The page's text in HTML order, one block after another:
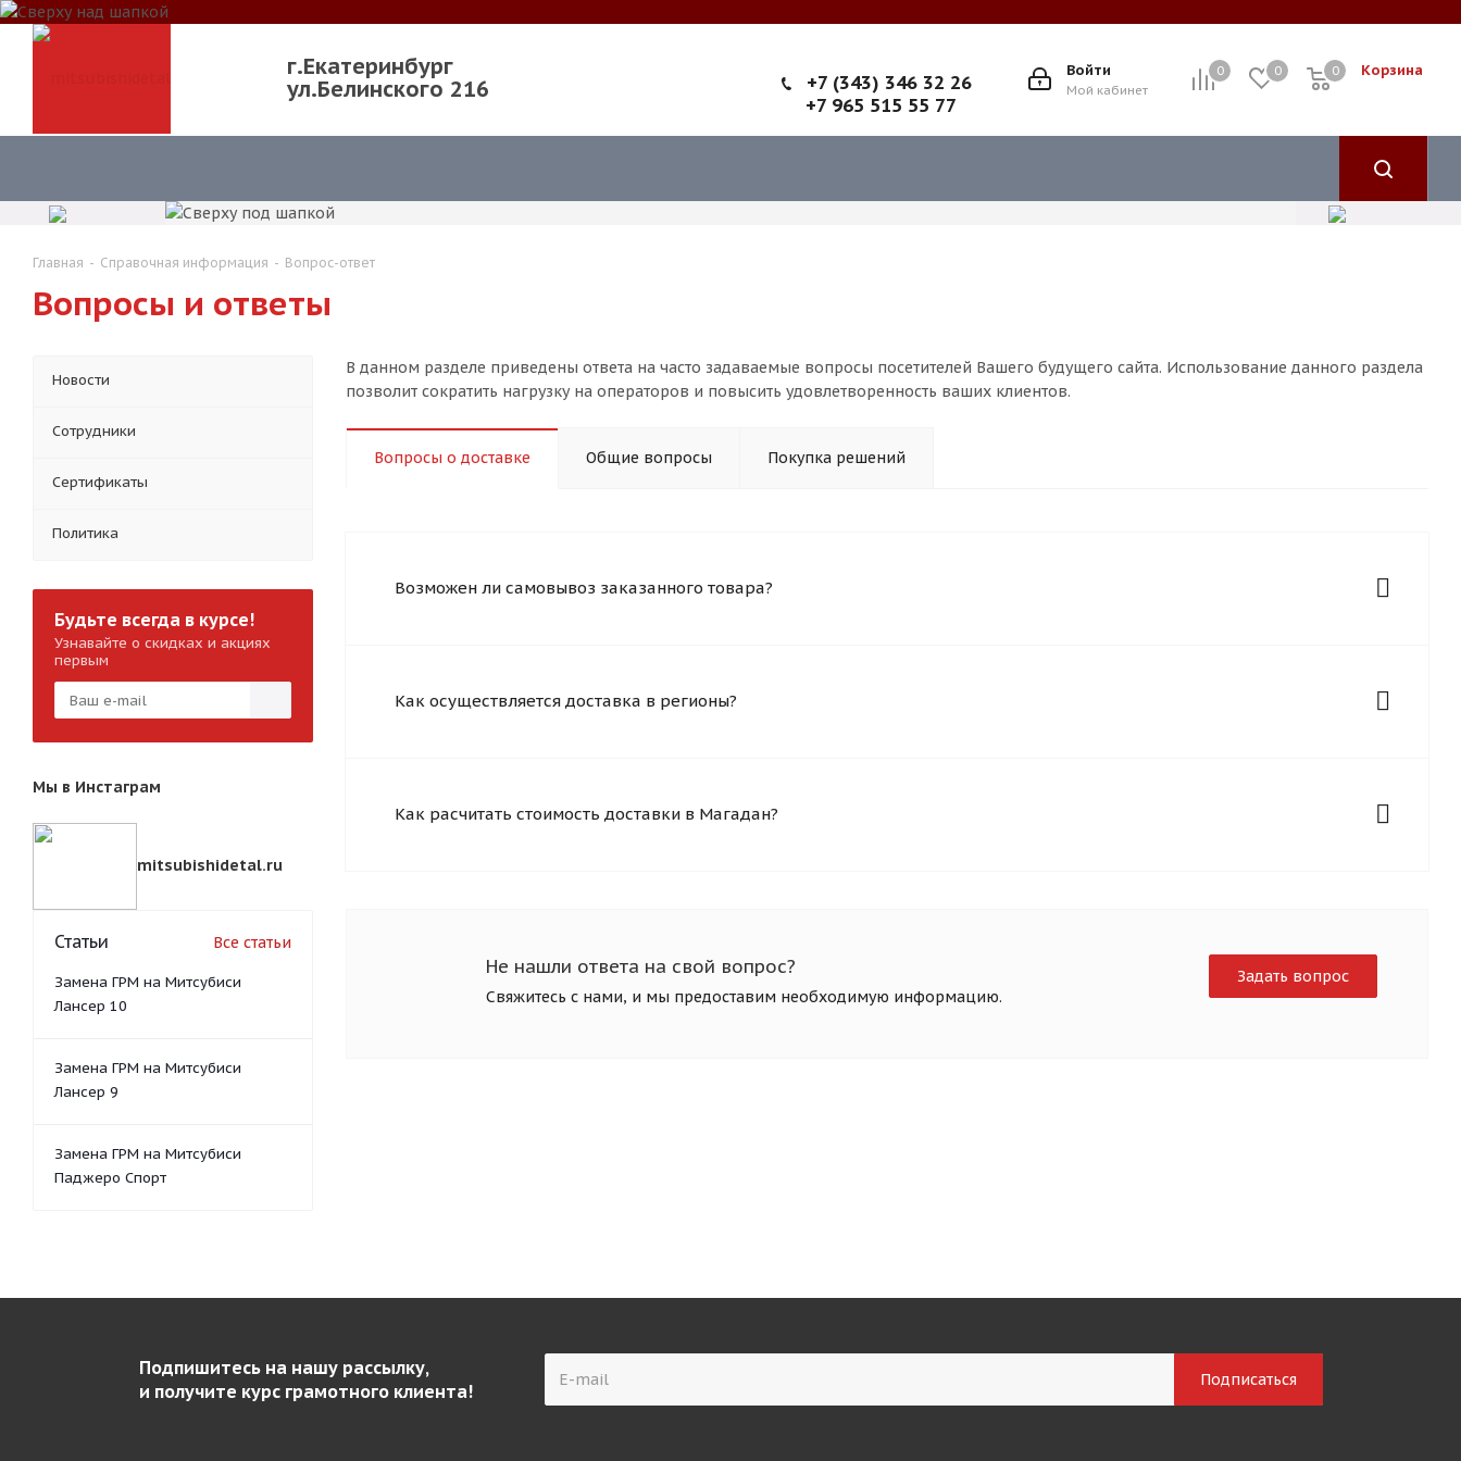
г.Екатеринбург
ул.Белинского 216
0 0 Корзина
0
Войти
Мой кабинет
+7 (343) 346 32 26
+7 965 515 55 77
Главная - Справочная информация - Вопрос-ответ
Вопросы и ответы
В данном разделе приведены ответа на часто задаваемые вопросы посетителей Вашего будущего сайта. Использование данного раздела
позволит сократить нагрузку на операторов и повысить удовлетворенность ваших клиентов.
Вопросы о доставке Общие вопросы Покупка решений
Возможен ли самовывоз заказанного товара?
Как осуществляется доставка в регионы?
Как расчитать стоимость доставки в Магадан?
Не нашли ответа на свой вопрос?
Свяжитесь с нами, и мы предоставим необходимую информацию.
Задать вопрос
Новости
Сотрудники
Сертификаты
Политика
Будьте всегда в курсе!
Узнавайте о скидках и акциях
первым
Мы в Инстаграм
mitsubishidetal.ru
Статьи Все статьи
Замена ГРМ на Митсубиси
Лансер 10
Замена ГРМ на Митсубиси
Лансер 9
Замена ГРМ на Митсубиси
Паджеро Спорт
Подпишитесь на нашу рассылку,
и получите курс грамотного клиента!